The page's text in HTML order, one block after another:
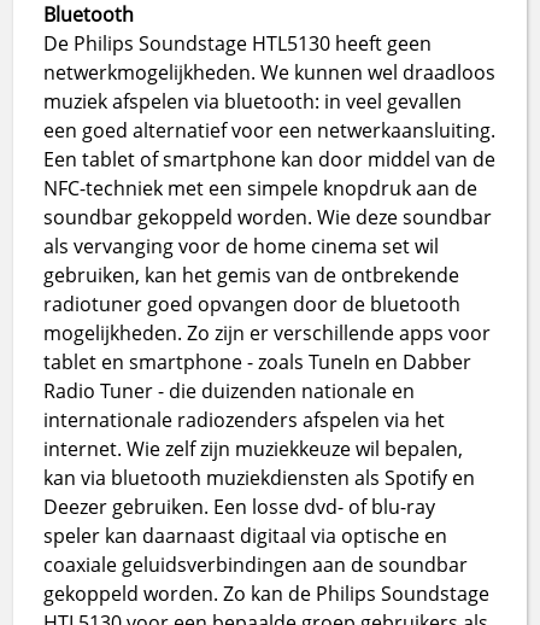
Bluetooth
De Philips Soundstage HTL5130 heeft geen
netwerkmogelijkheden. We kunnen wel draadloos
muziek afspelen via bluetooth: in veel gevallen
een goed alternatief voor een netwerkaansluiting.
Een tablet of smartphone kan door middel van de
NFC-techniek met een simpele knopdruk aan de
soundbar gekoppeld worden. Wie deze soundbar
als vervanging voor de home cinema set wil
gebruiken, kan het gemis van de ontbrekende
radiotuner goed opvangen door de bluetooth
mogelijkheden. Zo zijn er verschillende apps voor
tablet en smartphone - zoals TuneIn en Dabber
Radio Tuner - die duizenden nationale en
internationale radiozenders afspelen via het
internet. Wie zelf zijn muziekkeuze wil bepalen,
kan via bluetooth muziekdiensten als Spotify en
Deezer gebruiken. Een losse dvd- of blu-ray
speler kan daarnaast digitaal via optische en
coaxiale geluidsverbindingen aan de soundbar
gekoppeld worden. Zo kan de Philips Soundstage